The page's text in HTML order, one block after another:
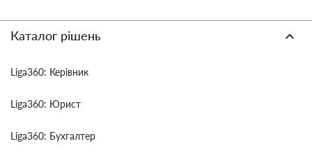
Каталог рішень
Liga360: Керівник
Liga360: Юрист
Liga360: Бухгалтер